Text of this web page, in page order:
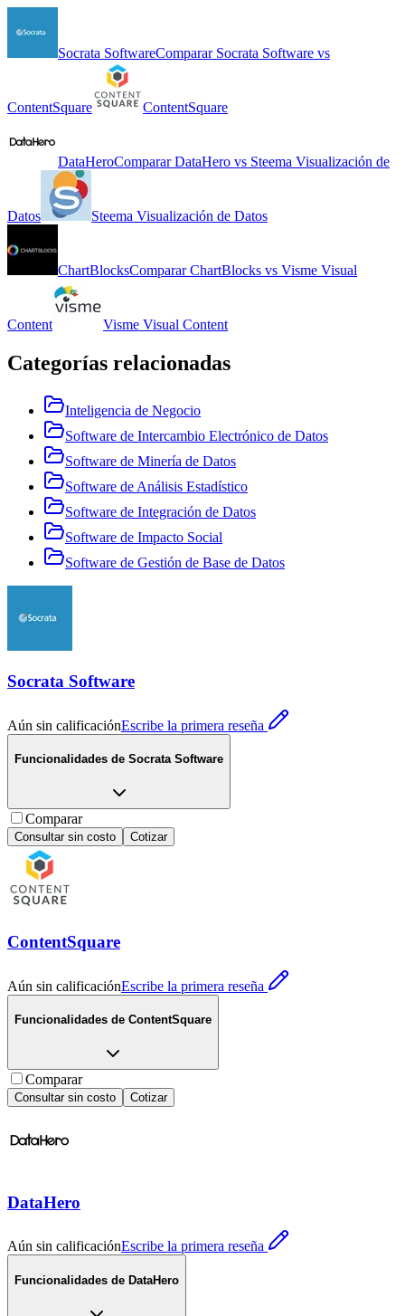
Socrata SoftwareComparar Socrata Software vs
ContentSquare ContentSquare
DataHeroComparar DataHero vs Steema Visualización de
Datos Steema Visualización de Datos
ChartBlocksComparar ChartBlocks vs Visme Visual
Content Visme Visual Content
Categorías relacionadas
Inteligencia de Negocio
Software de Intercambio Electrónico de Datos
Software de Minería de Datos
Software de Análisis Estadístico
Software de Integración de Datos
Software de Impacto Social
Software de Gestión de Base de Datos
Socrata Software
Aún sin calificaciónEscribe la primera reseña
Funcionalidades de Socrata Software
Comparar
Consultar sin costo Cotizar
ContentSquare
Aún sin calificaciónEscribe la primera reseña
Funcionalidades de ContentSquare
Comparar
Consultar sin costo Cotizar
DataHero
Aún sin calificaciónEscribe la primera reseña
Funcionalidades de DataHero